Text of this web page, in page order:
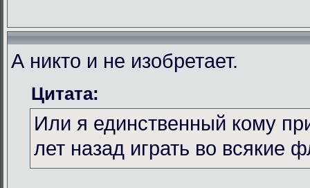
А никто и не изобретает.
Цитата:
Или я единственный кому
лет назад играть во всякие